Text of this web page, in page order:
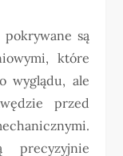
są
które
wyglądu, ale
przed
precyzyjnie